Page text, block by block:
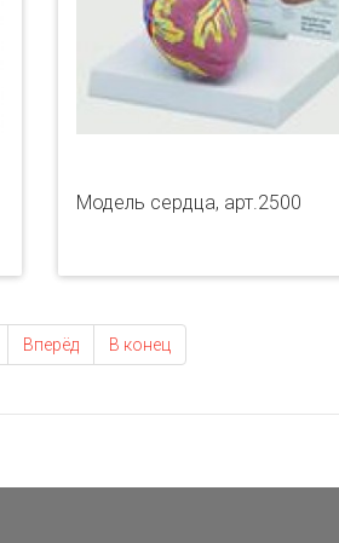
Модель сердца, арт.2500
Вперёд В конец